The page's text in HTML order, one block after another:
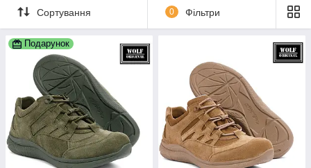
Сортування 0 Фільтри
Подарунок